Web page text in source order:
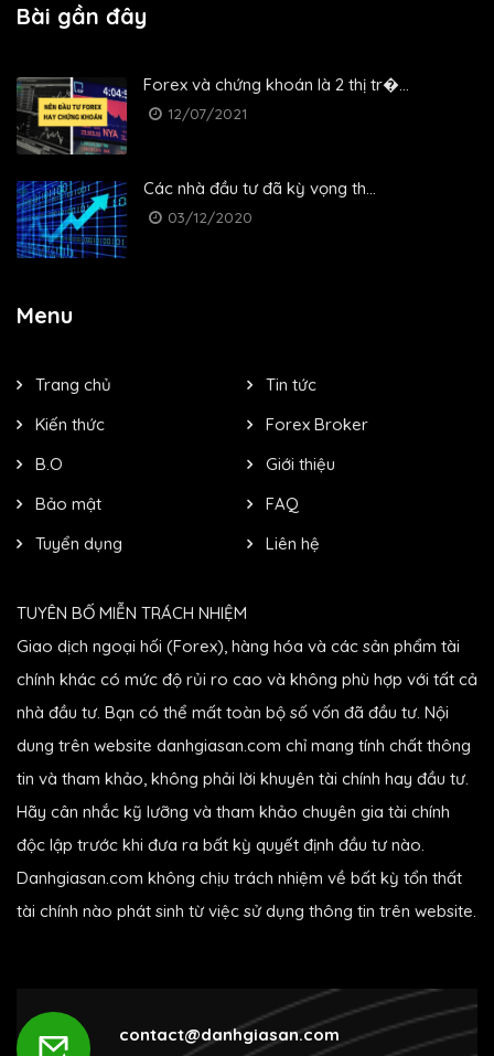
Bài gần đây
Forex và chứng khoán là 2 thị tr�...
12/07/2021
Các nhà đầu tư đã kỳ vọng th...
03/12/2020
Menu
Trang chủ
Tin tức
Kiến thức
Forex Broker
B.O
Giới thiệu
Bảo mật
FAQ
Tuyển dụng
Liên hệ
TUYÊN BỐ MIỄN TRÁCH NHIỆM
Giao dịch ngoại hối (Forex), hàng hóa và các sản phẩm tài
chính khác có mức độ rủi ro cao và không phù hợp với tất cả
nhà đầu tư. Bạn có thể mất toàn bộ số vốn đã đầu tư. Nội
dung trên website danhgiasan.com chỉ mang tính chất thông
tin và tham khảo, không phải lời khuyên tài chính hay đầu tư.
Hãy cân nhắc kỹ lưỡng và tham khảo chuyên gia tài chính
độc lập trước khi đưa ra bất kỳ quyết định đầu tư nào.
Danhgiasan.com không chịu trách nhiệm về bất kỳ tổn thất
tài chính nào phát sinh từ việc sử dụng thông tin trên website.
contact@danhgiasan.com